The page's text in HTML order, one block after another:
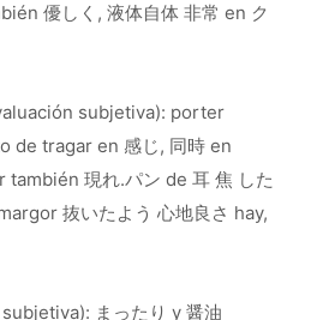
優しく, 液体自体 非常 en ク
subjetiva): porter
de tragar en 感じ, 同時 en
現れ.パン de 耳 焦 した
抜いたよう 心地良さ hay,
まったり y 醤油